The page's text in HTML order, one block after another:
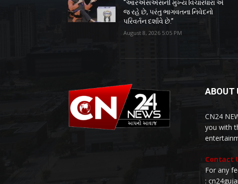
“આરએસએસની મુખ્ય વિચારધારા એ
જ રહે છે, પરંતુ ભાગવતના નિવેદનો
પરિવર્તન દર્શાવે છે.”
August 8, 2026 5:05 PM
ABOUT
CN24
you with
Contact
For any
: